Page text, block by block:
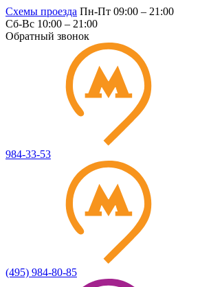
Схемы проезда Пн-Пт 09:00 – 21:00
Сб-Вс 10:00 – 21:00
Обратный звонок
984-33-53
(495) 984-80-85